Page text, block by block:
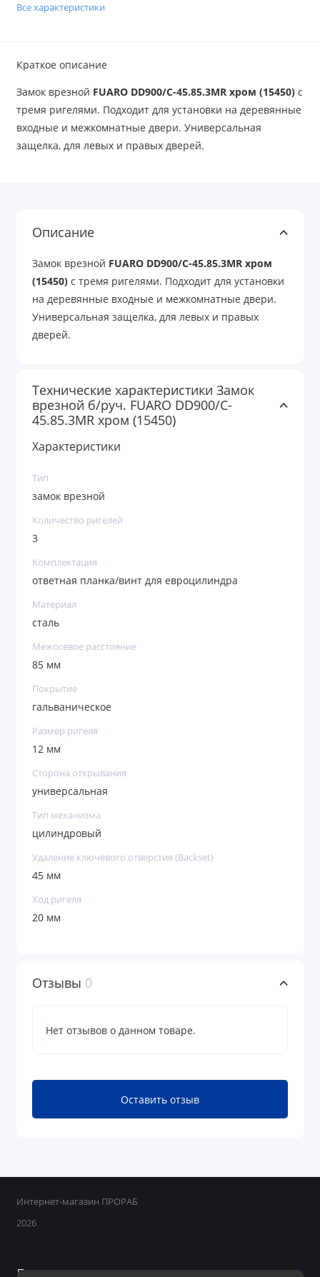
Все характеристики
Краткое описание
Замок врезной FUARO DD900/C-45.85.3MR хром (15450)с
тремя ригелями. Подходит для установки на деревянные
входные и межкомнатные двери. Универсальная
защелка, для левых и правых дверей.
Описание
Замок врезной FUARO DD900/C-45.85.3MR хром
(15450) с тремя ригелями. Подходит для установки
на деревянные входные и межкомнатные двери.
Универсальная защелка, для левых и правых
дверей.
Технические характеристики Замок
врезной б/руч. FUARO DD900/C-
45.85.3MR хром (15450)
Характеристики
Тип
замок врезной
Количество ригелей
3
Комплектация
ответная планка/винт для евроцилиндра
Материал
сталь
Межосевое расстояние
85 мм
Покрытие
гальваническое
Размер ригеля
12 мм
Сторона открывания
универсальная
Тип механизма
цилиндровый
Удаление ключевого отверстия (Backset)
45 мм
Ход ригеля
20 мм
Отзывы 0
Нет отзывов о данном товаре.
Оставить отзыв
Интернет-магазин ПРОРАБ
2026
Поддержка